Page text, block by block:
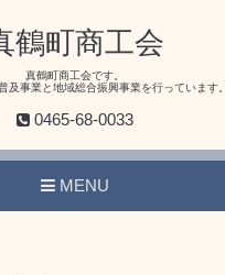
鶴町商工会
真鶴町商工会です。
及事業と地域総合振興事業を行っています。
0465-68-0033
MENU